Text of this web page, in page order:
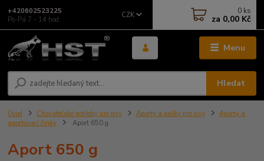
Menu
CZK
Hledat
+420602523225
Po-Pá 7 - 14 hod.
0 ks
za 0,00 Kč
Úvod Chovatelské potřeby pro psy Aporty a pešky pro psy
Aporty a
aportovací činky
Aport 650 g
Aport 650 g